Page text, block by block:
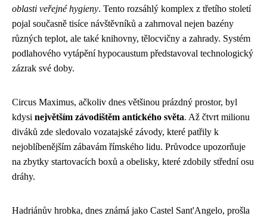
oblasti veřejné hygieny. Tento rozsáhlý komplex z třetího století
pojal současně tisíce návštěvníků a zahrnoval nejen bazény
různých teplot, ale také knihovny, tělocvičny a zahrady. Systém
podlahového vytápění hypocaustum představoval technologický
zázrak své doby.
Circus Maximus, ačkoliv dnes většinou prázdný prostor, byl
kdysi největším závodištěm antického světa. Až čtvrt milionu
diváků zde sledovalo vozatajské závody, které patřily k
nejoblíbenějším zábavám římského lidu. Průvodce upozorňuje
na zbytky startovacích boxů a obelisky, které zdobily střední osu
dráhy.
Hadriánův hrobka, dnes známá jako Castel Sant'Angelo, prošla